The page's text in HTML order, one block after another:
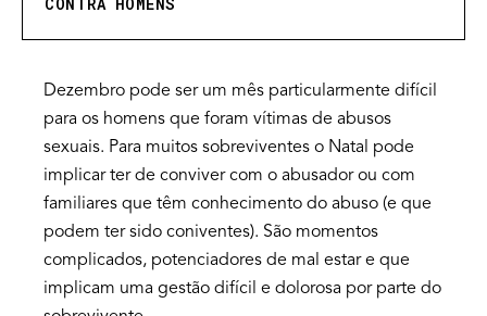
Dezembro pode ser um mês particularmente difícil
para os homens que foram vítimas de abusos
sexuais. Para muitos sobreviventes o Natal pode
implicar ter de conviver com o abusador ou com
familiares que têm conhecimento do abuso (e que
podem ter sido coniventes). São momentos
complicados, potenciadores de mal estar e que
implicam uma gestão difícil e dolorosa por parte do